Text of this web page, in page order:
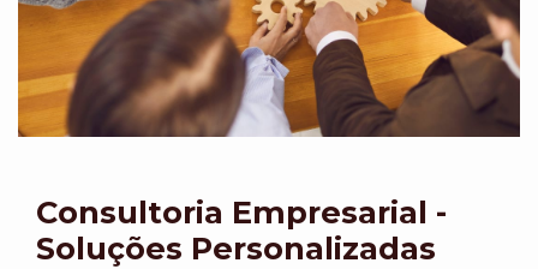
Consultoria Empresarial -
Soluções Personalizadas